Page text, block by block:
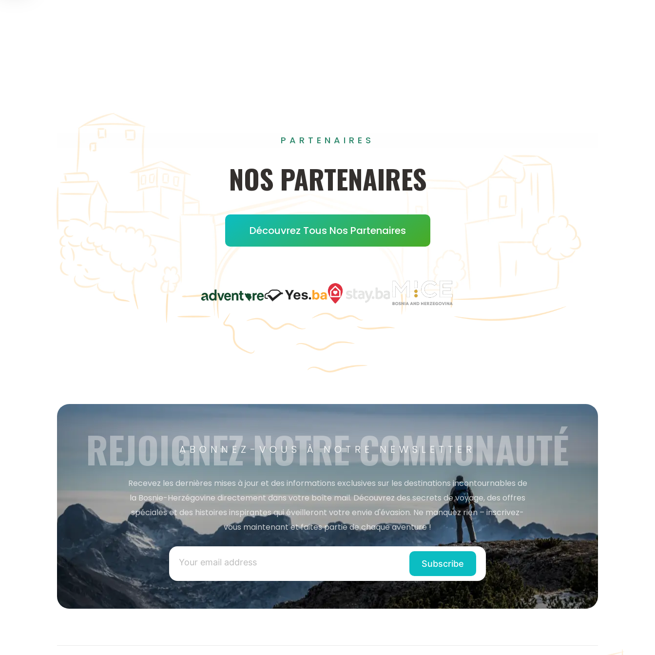
PARTENAIRES
NOS PARTENAIRES
Découvrez Tous Nos Partenaires
ABONNEZ-VOUS À NOTRE NEWSLETTER
REJOIGNEZ NOTRE COMMUNAUTÉ
Recevez les dernières mises à jour et des informations exclusives sur les destinations incontournables de
la Bosnie-Herzégovine directement dans votre boîte mail. Découvrez des secrets de voyage, des offres
spéciales et des histoires inspirantes qui éveilleront votre envie d'évasion. Ne manquez rien – inscrivez-
vous maintenant et faites partie de chaque aventure !